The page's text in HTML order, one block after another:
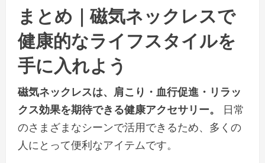
まとめ｜磁気ネックレスで
健康的なライフスタイルを
手に入れよう
磁気ネックレスは、肩こり・血行促進・リラッ
クス効果を期待できる健康アクセサリー。
日常
のさまざまなシーンで活用できるため、多くの
人にとって便利なアイテムです。